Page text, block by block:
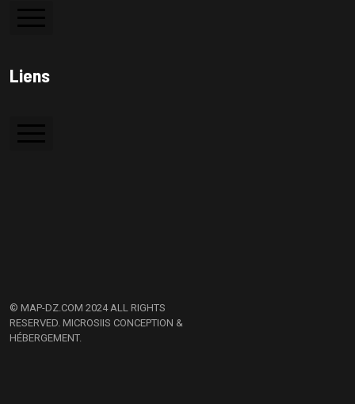
Liens
© MAP-DZ.COM 2024 ALL RIGHTS
RESERVED. MICROSIIS CONCEPTION &
HÉBERGEMENT.